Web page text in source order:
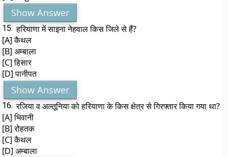
Show Answer
15. हरियाणा में साइना नेहवाल किस जिले से हैं?
[A] कैथल
[B] अम्बाला
[C] हिसार
[D] पानीपत
Show Answer
16. रजिया व अल्तूनिया को हरियाणा के किस क्षेत्र से गिरफ्तार किया गया था?
[A] भिवानी
[B] रोहतक
[C] कैथल
[D] अम्बाला